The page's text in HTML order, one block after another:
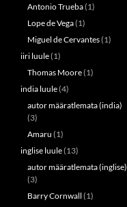
Antonio Trueba(1)
Lope de Vega(1)
Miguel de Cervantes(1)
iiri luule(1)
Thomas Moore(1)
india luule(4)
autor määratlemata (india)
(3)
Amaru (1)
inglise luule(13)
autor määratlemata (inglise)
(3)
Barry Cornwall (1)